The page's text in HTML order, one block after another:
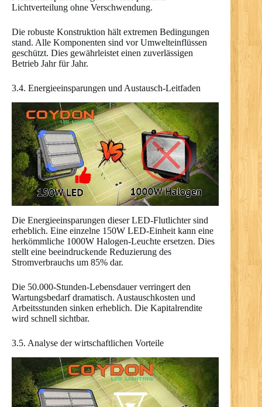
Lichtverteilung ohne Verschwendung.
Die robuste Konstruktion hält extremen Bedingungen
stand. Alle Komponenten sind vor Umwelteinflüssen
geschützt. Dies gewährleistet einen zuverlässigen
Betrieb Jahr für Jahr.
3.4. Energieeinsparungen und Austausch-Leitfaden
Die Energieeinsparungen dieser LED-Flutlichter sind
erheblich. Eine einzelne 150W LED-Einheit kann eine
herkömmliche 1000W Halogen-Leuchte ersetzen. Dies
stellt eine beeindruckende Reduzierung des
Stromverbrauchs um 85% dar.
Die 50.000-Stunden-Lebensdauer verringert den
Wartungsbedarf dramatisch. Austauschkosten und
Arbeitsstunden sinken erheblich. Die Kapitalrendite
wird schnell sichtbar.
3.5. Analyse der wirtschaftlichen Vorteile